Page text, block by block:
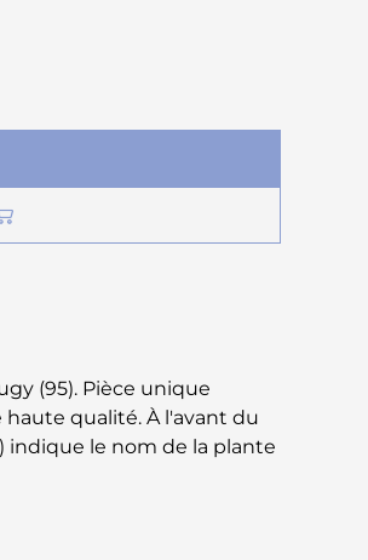
(95). Pièce unique
haute qualité. À l'avant du
indique le nom de la plante